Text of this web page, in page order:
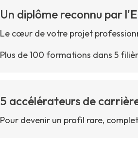
Un diplôme reconnu par
Le cœur de votre projet
Plus de 100 formations dans 5
5 accélérateurs de
Pour devenir un profil rare,